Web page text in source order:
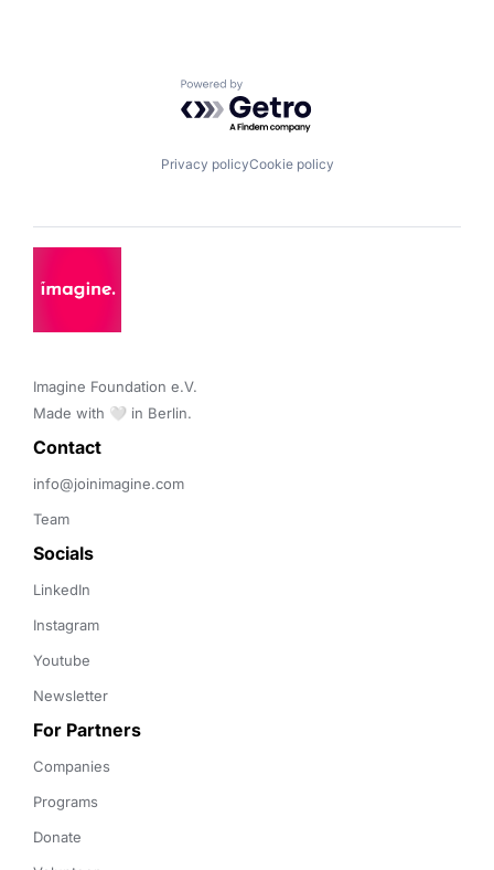
Powered by Getro.com
Privacy policyCookie policy
Imagine Foundation e.V.
Made with 🤍 in Berlin.
Contact
info@joinimagine.com
Team
Socials
LinkedIn
Instagram
Youtube
Newsletter
For Partners
Companies
Programs
Donate